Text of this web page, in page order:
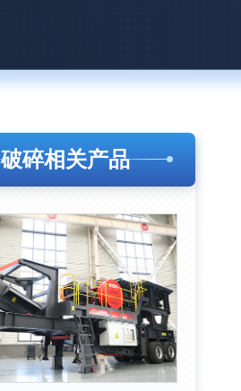
破碎相关产品